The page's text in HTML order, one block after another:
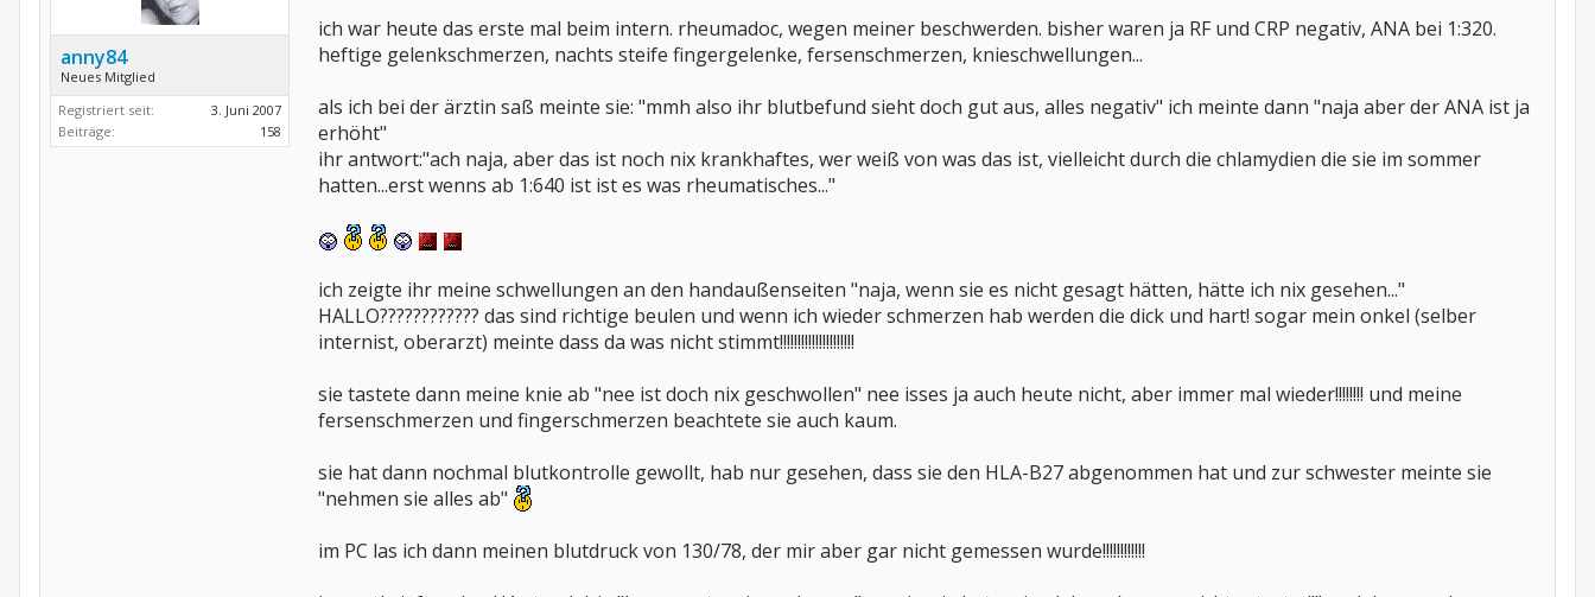
anny84
Neues Mitglied
Registriert seit:
3. Juni 2007
Beiträge:
158
ich war heute das erste mal beim intern. rheumadoc, wegen meiner beschwerden. bisher waren ja RF und CRP negativ, ANA bei 1:320.
heftige gelenkschmerzen, nachts steife fingergelenke, fersenschmerzen, knieschwellungen...
als ich bei der ärztin saß meinte sie: "mmh also ihr blutbefund sieht doch gut aus, alles negativ" ich meinte dann "naja aber der ANA ist ja
erhöht"
ihr antwort:"ach naja, aber das ist noch nix krankhaftes, wer weiß von was das ist, vielleicht durch die chlamydien die sie im sommer
hatten...erst wenns ab 1:640 ist ist es was rheumatisches..."
ich zeigte ihr meine schwellungen an den handaußenseiten "naja, wenn sie es nicht gesagt hätten, hätte ich nix gesehen..."
HALLO???????????? das sind richtige beulen und wenn ich wieder schmerzen hab werden die dick und hart! sogar mein onkel (selber
internist, oberarzt) meinte dass da was nicht stimmt!!!!!!!!!!!!!!!!!!!!!
sie tastete dann meine knie ab "nee ist doch nix geschwollen" nee isses ja auch heute nicht, aber immer mal wieder!!!!!!!! und meine
fersenschmerzen und fingerschmerzen beachtete sie auch kaum.
sie hat dann nochmal blutkontrolle gewollt, hab nur gesehen, dass sie den HLA-B27 abgenommen hat und zur schwester meinte sie
"nehmen sie alles ab"
im PC las ich dann meinen blutdruck von 130/78, der mir aber gar nicht gemessen wurde!!!!!!!!!!!!